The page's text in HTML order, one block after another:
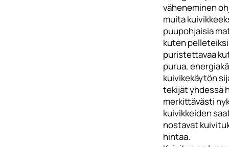
väheneminen
muita
puupohjaisia
kuten pelleteiksi
puristettavaa
purua,
kuivikekäytön
tekijät yhdessä
merkittävästi
kuivikkeiden
nostavat
hintaa.